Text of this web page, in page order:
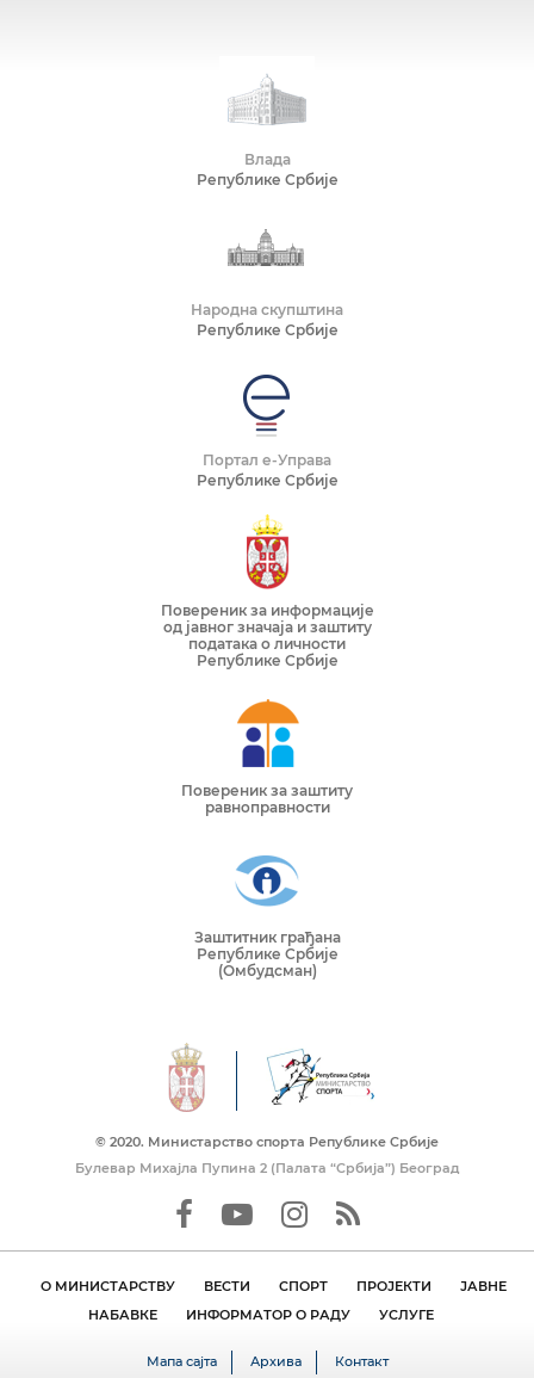
Влада
Републике Србије
Народна скупштина
Републике Србије
Портал е-Управа
Републике Србије
Повереник за информације
од јавног значаја и заштиту
података о личности
Републике Србије
Повереник за заштиту
равноправности
Заштитник грађана
Републике Србије
(Омбудсман)
© 2020. Mинистарство спорта Републике Србије
Булевар Михајла Пупина 2 (Палата “Србија”) Београд
О МИНИСТАРСТВУ ВЕСТИ СПОРТ ПРОЈЕКТИ
ЈАВНЕ
НАБАВКЕ
ИНФОРМАТОР О РАДУ УСЛУГЕ
Мапа сајта Архива Контакт